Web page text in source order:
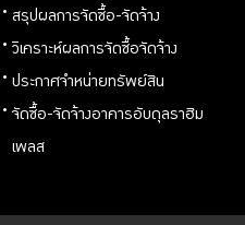
สรุปผลการจัดซื้อ-จัดจ้าง
วิเคราะห์ผลการจัดซื้อจัดจ้าง
ประกาศจำหน่ายทรัพย์สิน
จัดซื้อ-จัดจ้างอาคารอับดุลราฮิม
เพลส